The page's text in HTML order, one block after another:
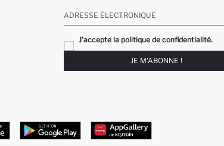
ADRESSE ÉLECTRONIQUE
J'accepte la politique de confidentialité.
JE M'ABONNE !